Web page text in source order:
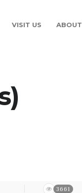
VISIT US ABOUT
3661